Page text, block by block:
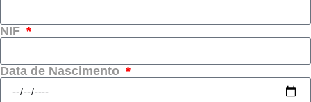
NIF
Data de Nascimento